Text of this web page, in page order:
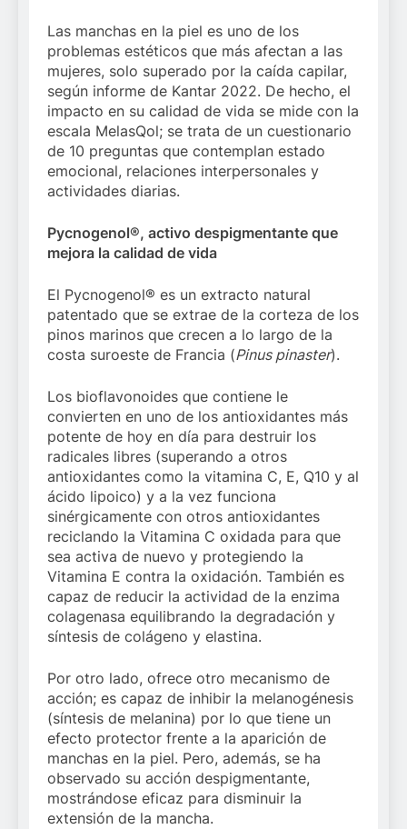
Las manchas en la piel es uno de los
problemas estéticos que más afectan a las
mujeres, solo superado por la caída capilar,
según informe de Kantar 2022. De hecho, el
impacto en su calidad de vida se mide con la
escala MelasQol; se trata de un cuestionario
de 10 preguntas que contemplan estado
emocional, relaciones interpersonales y
actividades diarias.
Pycnogenol®, activo despigmentante que
mejora la calidad de vida
El Pycnogenol® es un extracto natural
patentado que se extrae de la corteza de los
pinos marinos que crecen a lo largo de la
costa suroeste de Francia (Pinus pinaster).
Los bioflavonoides que contiene le
convierten en uno de los antioxidantes más
potente de hoy en día para destruir los
radicales libres (superando a otros
antioxidantes como la vitamina C, E, Q10 y al
ácido lipoico) y a la vez funciona
sinérgicamente con otros antioxidantes
reciclando la Vitamina C oxidada para que
sea activa de nuevo y protegiendo la
Vitamina E contra la oxidación. También es
capaz de reducir la actividad de la enzima
colagenasa equilibrando la degradación y
síntesis de colágeno y elastina.
Por otro lado, ofrece otro mecanismo de
acción; es capaz de inhibir la melanogénesis
(síntesis de melanina) por lo que tiene un
efecto protector frente a la aparición de
manchas en la piel. Pero, además, se ha
observado su acción despigmentante,
mostrándose eficaz para disminuir la
extensión de la mancha.